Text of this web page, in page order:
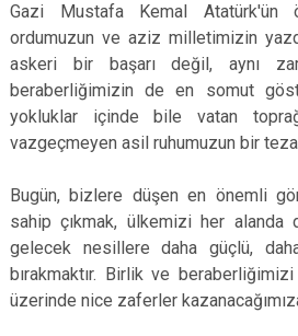
Gazi Mustafa Kemal Atatürk'ün
ordumuzun ve aziz milletimizin
askeri bir başarı değil, aynı
beraberliğimizin de en somut
yokluklar içinde bile vatan
vazgeçmeyen asil ruhumuzun bir
Bugün, bizlere düşen en önemli
sahip çıkmak, ülkemizi her alanda
gelecek nesillere daha güçlü,
bırakmaktır. Birlik ve
üzerinde nice zaferler